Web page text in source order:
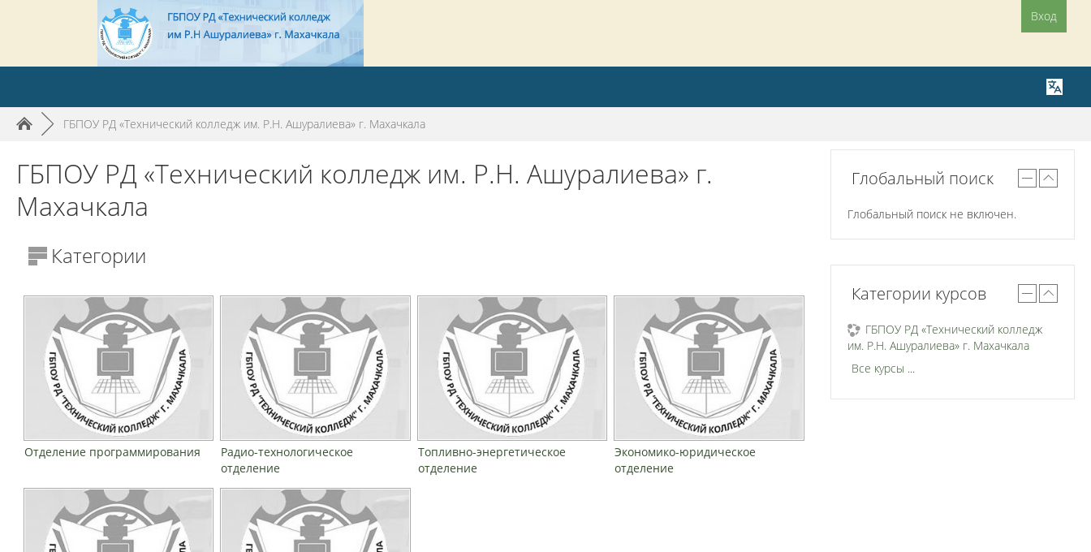
Вход
► ГБПОУ РД «Технический колледж им. Р.Н. Ашуралиева» г. Махачкала
ГБПОУ РД «Технический колледж им. Р.Н. Ашуралиева» г.
Махачкала
Категории
Отделение программирования
Радио-технологическое
отделение
Топливно-энергетическое
отделение
Экономико-юридическое
отделение
Глобальный поиск
Глобальный поиск не включен.
Категории курсов
ГБПОУ РД «Технический колледж
им. Р.Н. Ашуралиева» г. Махачкала
Все курсы ...